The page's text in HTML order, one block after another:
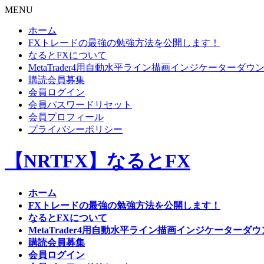
MENU
ホーム
FXトレードの最強の勉強方法を公開します！
なるとFXについて
MetaTrader4用自動水平ライン描画インジケーターダウ
購読会員募集
会員ログイン
会員パスワードリセット
会員プロフィール
プライバシーポリシー
【NRTFX】なるとFX
ホーム
FXトレードの最強の勉強方法を公開します！
なるとFXについて
MetaTrader4用自動水平ライン描画インジケーターダウ
購読会員募集
会員ログイン